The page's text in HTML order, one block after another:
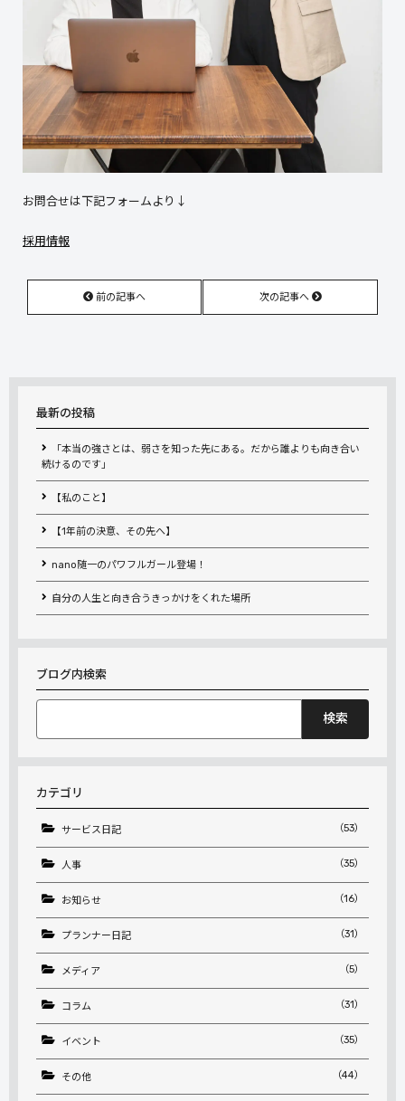
お問合せは下記フォームより↓
採用情報
前の記事へ 次の記事へ
最新の投稿
「本当の強さとは、弱さを知った先にある。だから誰よりも向き合い
続けるのです」
【私のこと】
【1年前の決意、その先へ】
nano随一のパワフルガール登場！
自分の人生と向き合うきっかけをくれた場所
ブログ内検索
索:
カテゴリ
サービス日記 （53）
人事 （35）
お知らせ （16）
プランナー日記 （31）
メディア （5）
コラム （31）
イベント （35）
その他 （44）